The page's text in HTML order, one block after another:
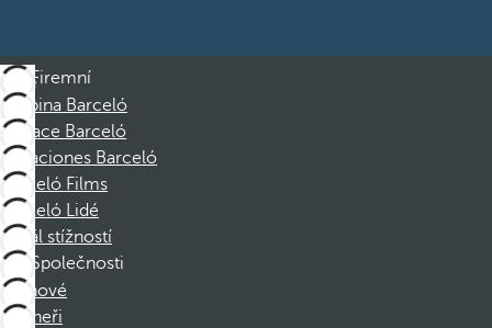
Firemní
Skupina Barceló
Nadace Barceló
Vacaciones Barceló
Barceló Films
Barceló Lidé
Kanál stížností
Společnosti
Členové
Partneři